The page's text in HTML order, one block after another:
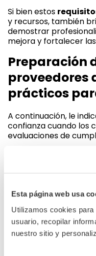
Esta página web usa
Utilizamos cookies
usuario, recopilar
nuestro sitio y
Si bien estos
y recursos, también
demostrar
mejora y fortalecer
Preparación
proveedores
prácticos
A continuación, le
confianza cuando los
evaluaciones de
1. Mapea a
Mantenga registros
personal de la
las horas de trabajo,
relaciones de
2. Fortalezca